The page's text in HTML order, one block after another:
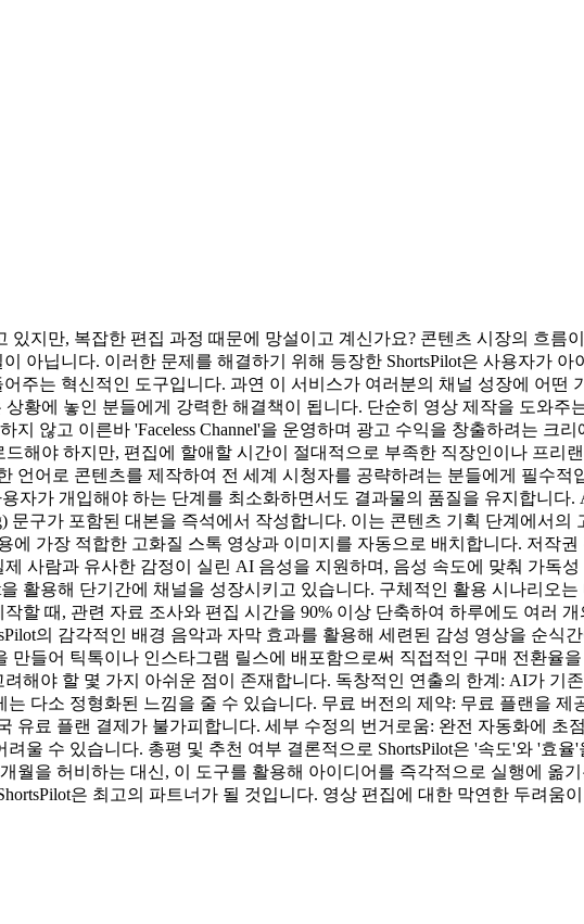
지만, 복잡한 편집 과정 때문에 망설이고 계신가요? 콘텐츠 시장의 흐름
아닙니다. 이러한 문제를 해결하기 위해 등장한 ShortsPilot은 사용자가
주는 혁신적인 도구입니다. 과연 이 서비스가 여러분의 채널 성장에 어떤
황에 놓인 분들에게 강력한 해결책이 됩니다. 단순히 영상 제작을 도와
않고 이른바 'Faceless Channel'을 운영하며 광고 수익을 창출하려는 크
해야 하지만, 편집에 할애할 시간이 절대적으로 부족한 직장인이나 프리
언어로 콘텐츠를 제작하여 전 세계 시청자를 공략하려는 분들에게 필수적
자가 개입해야 하는 단계를 최소화하면서도 결과물의 품질을 유지합니다
문구가 포함된 대본을 즉석에서 작성합니다. 이는 콘텐츠 기획 단계에서
가장 적합한 고화질 스톡 영상과 이미지를 자동으로 배치합니다. 저작
사람과 유사한 감정이 실린 AI 음성을 지원하며, 음성 속도에 맞춰 가독
활용해 단기간에 채널을 성장시키고 있습니다. 구체적인 활용 시나리오
할 때, 관련 자료 조사와 편집 시간을 90% 이상 단축하여 하루에도 여러
의 감각적인 배경 음악과 자막 효과를 활용해 세련된 감성 영상을 순식
만들어 틱톡이나 인스타그램 릴스에 배포함으로써 직접적인 구매 전환율
해야 할 몇 가지 아쉬운 점이 존재합니다. 독창적인 연출의 한계: AI가 기
다소 정형화된 느낌을 줄 수 있습니다. 무료 버전의 제약: 무료 플랜을
유료 플랜 결제가 불가피합니다. 세부 수정의 번거로움: 완전 자동화에 초
울 수 있습니다. 총평 및 추천 여부 결론적으로 ShortsPilot은 '속도'와 '효
월을 허비하는 대신, 이 도구를 활용해 아이디어를 즉각적으로 실행에 옮
은 최고의 파트너가 될 것입니다. 영상 편집에 대한 막연한 두려움